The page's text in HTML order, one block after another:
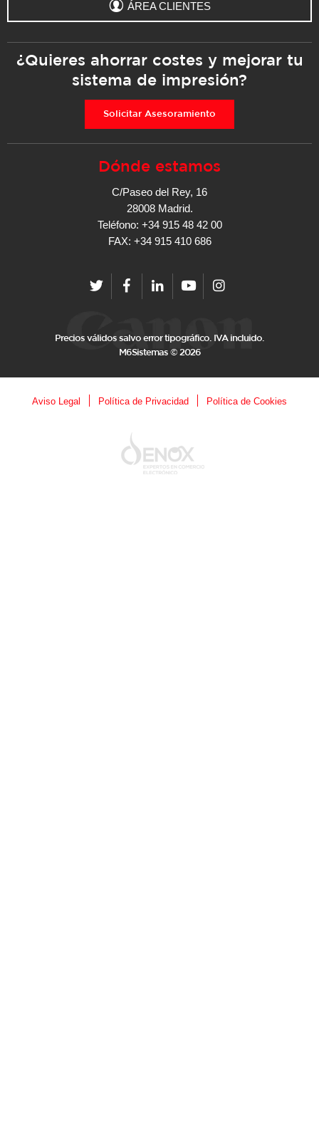
ÁREA CLIENTES
¿Quieres ahorrar costes y mejorar tu
sistema de impresión?
Solicitar Asesoramiento
Dónde estamos
C/Paseo del Rey, 16
28008 Madrid.
Teléfono: +34 915 48 42 00
FAX: +34 915 410 686
Precios válidos salvo error tipográfico. IVA incluido.
M6Sistemas © 2026
Aviso Legal Política de Privacidad Política de Cookies